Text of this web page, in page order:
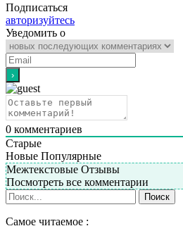
Подписаться
авторизуйтесь
Уведомить о
0 комментариев
Старые
Новые Популярные
Межтекстовые Отзывы
Посмотреть все комментарии
Самое читаемое :